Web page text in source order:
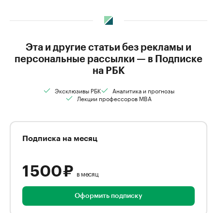
Эта и другие статьи без рекламы и
персональные рассылки — в Подписке
на РБК
Эксклюзивы РБК
Аналитика и прогнозы
Лекции профессоров MBA
Подписка на месяц
1 500 ₽ в месяц
Оформить подписку